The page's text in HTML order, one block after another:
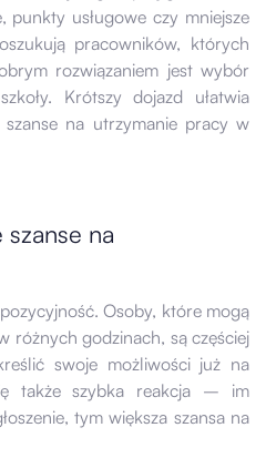
punkty usługowe czy mniejsze
pracowników, których
rozwiązaniem jest wybór
Krótszy dojazd ułatwia
na utrzymanie pracy w
na
Osoby, które mogą
różnych godzinach, są częściej
swoje możliwości już na
także szybka reakcja – im
tym większa szansa na